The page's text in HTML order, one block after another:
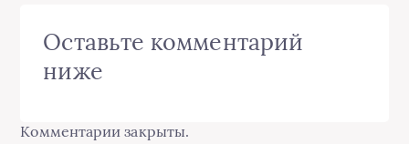
Оставьте комментарий
ниже
Комментарии закрыты.